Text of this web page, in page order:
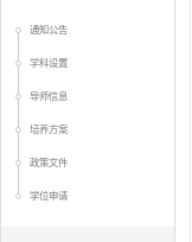
通知公告
学科设置
导师信息
培养方案
政策文件
学位申请